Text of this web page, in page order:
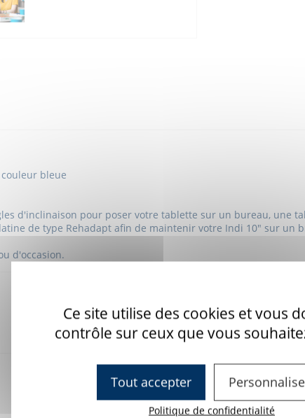
bleue
d'inclinaison pour poser votre tablette sur un bureau, une
de type Rehadapt afin de maintenir votre Indi 10" sur un
d'occasion.
Ce site utilise des cookies et vous
contrôle sur ceux que vous
Tout accepter
Politique de confidentialité